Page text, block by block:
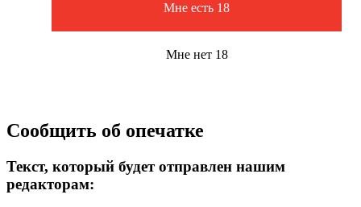
Мне есть 18
Мне нет 18
Сообщить об опечатке
Текст, который будет отправлен нашим
редакторам: